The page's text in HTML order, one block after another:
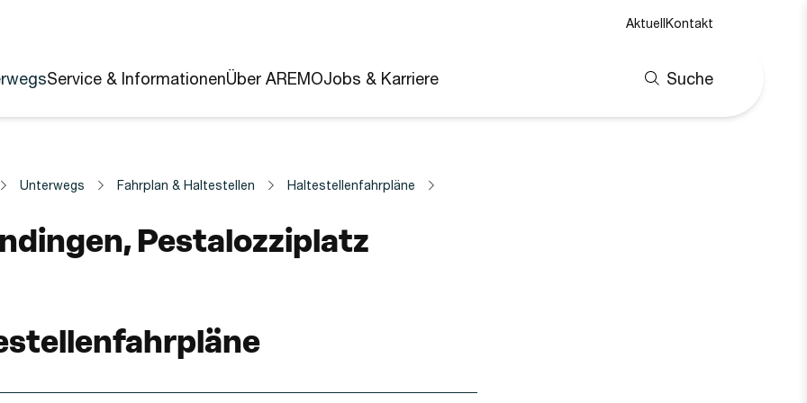
Service & InformationenÜber AREMOJobs & Karriere Suche
AktuellKontakt
Unterwegs Fahrplan & Haltestellen Haltestellenfahrpläne
Pestalozziplatz